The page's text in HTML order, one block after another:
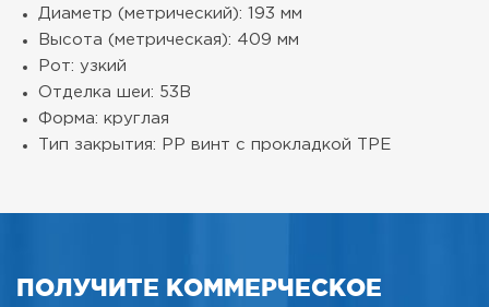
Диаметр (метрический): 193 мм
Высота (метрическая): 409 мм
Рот: узкий
Отделка шеи: 53B
Форма: круглая
Тип закрытия: PP винт с прокладкой TPE
ПОЛУЧИТЕ КОММЕРЧЕСКОЕ